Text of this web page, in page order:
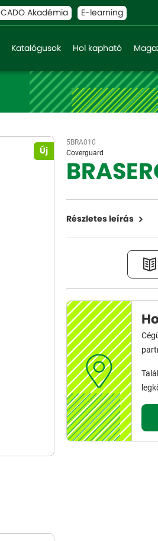
CADO Akadémia E-learning
Katalógusok Hol kapható
Új
5BRA010
Coverguard
Részletes leírás